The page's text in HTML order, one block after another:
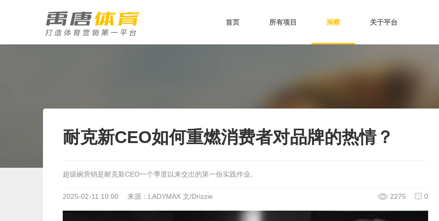
首页 所有项目 洞察 关于平台
耐克新CEO如何重燃消费者对品牌的热情？
超级碗营销是耐克新CEO一个季度以来交出的第一份实践作业。
2025-02-11 10:00 来源：LADYMAX 文/Drizzie 0
2275